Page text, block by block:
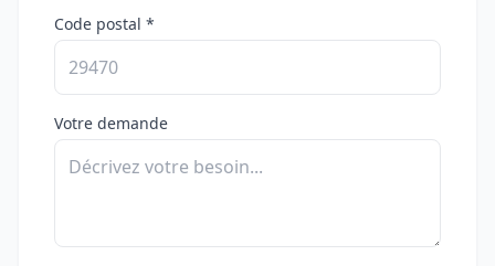
Code postal *
Votre demande